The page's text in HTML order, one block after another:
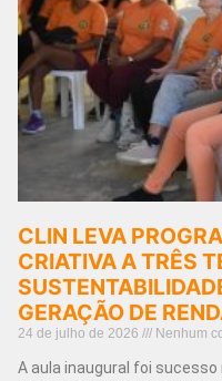
CLIN LEVA
CRIATIVA A TRÊS
GERAÇÃO DE
24 de julho de 2026 Nenhum
A aula inaugural foi sucesso